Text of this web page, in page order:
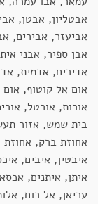
אבטליון, אבטן,
אביעזר, אבירים,
אבן ספיר, אבני
אדירים, אדמית,
אום אל קוטוף,
אורות, אורטל,
בית שמש, אזור
אחוזת ברק,
איבטין, איבים,
איתן, איתנים,
עריאן, אל רום,